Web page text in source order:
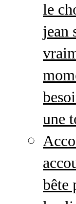
le
jean
une
bête